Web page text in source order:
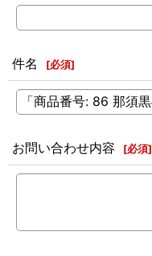
件名 [必須]
お問い合わせ内容 [必須]